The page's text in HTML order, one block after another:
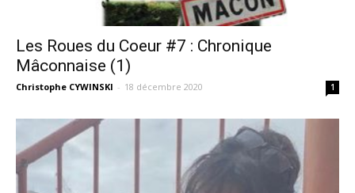
Les Roues du Coeur #7 : Chronique
Mâconnaise (1)
Christophe CYWINSKI - 18 décembre 2020 1